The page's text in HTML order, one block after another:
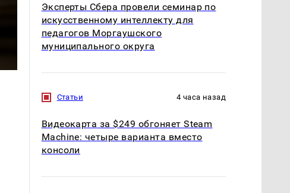
Эксперты Сбера провели семинар по
искусственному интеллекту для
педагогов Моргаушского
муниципального округа
Статьи 4 часа назад
Видеокарта за $249 обгоняет Steam
Machine: четыре варианта вместо
консоли